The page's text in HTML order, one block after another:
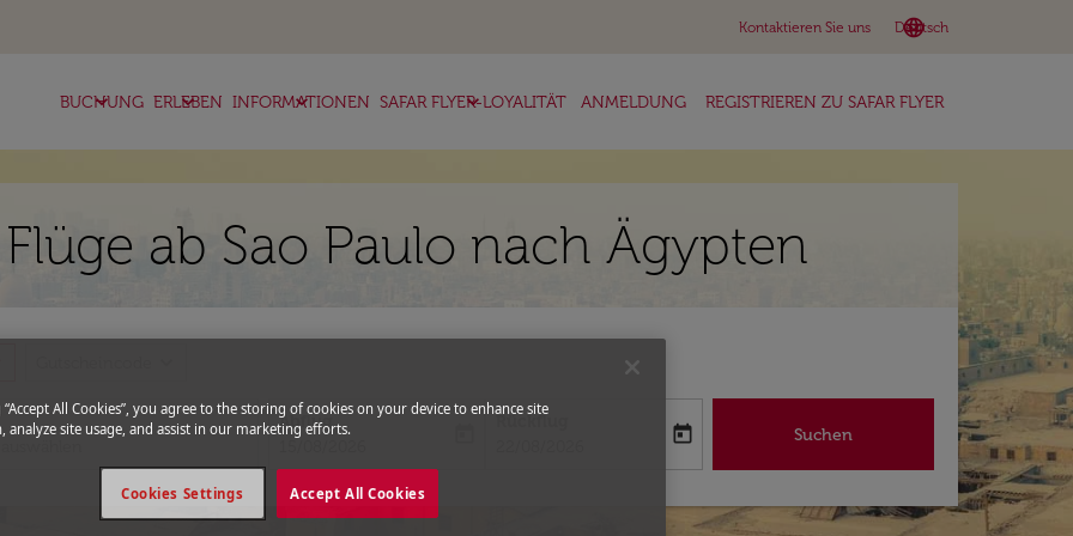
Kontaktieren Sie uns language
Deutsch
keyboard_arrow_down
BUCHUNG
keyboard_arrow_down ERLEBEN
keyboard_arrow_down INFORMATIONEN
keyboard_arrow_down SAFAR FLYER-LOYALITÄT
keyboard_arrow_down ANMELDUNG REGISTRIEREN ZU SAFAR FLYER
ab Sao Paulo nach Ägypten
Abflug
fc-booking-return-date-aria-label
today Suchen
“Accept All Cookies”, you agree to the storing of cookies on your device to enhance site
analyze site usage, and assist in our marketing efforts.
Accept All Cookies
Cookies Settings